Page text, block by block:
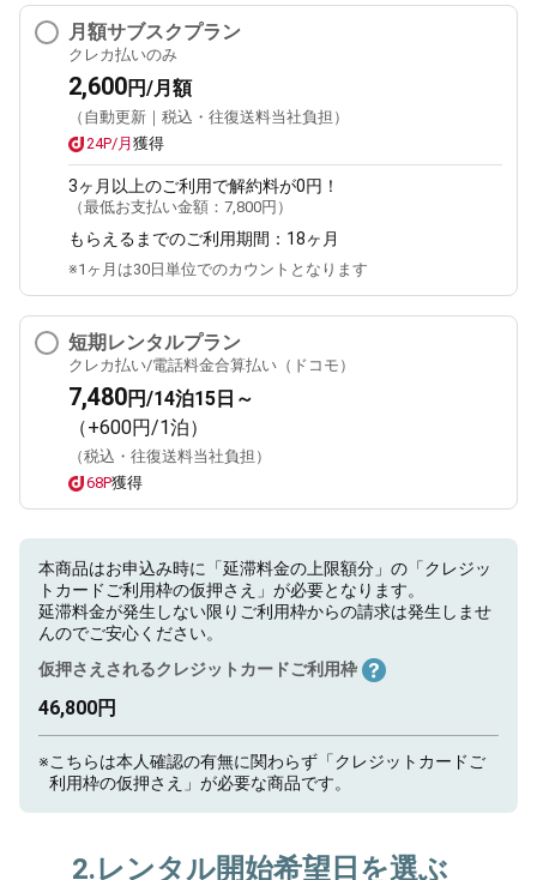
月額サブスクプラン
クレカ払いのみ
2,600円/月額
（自動更新｜税込・往復送料当社負担）
24P/月 獲得
3ヶ月 以上のご利用で解約料が0円！
（最低お支払い金額： 7,800円 ）
もらえるまでのご利用期間： 18ヶ月
※1ヶ月は30日単位でのカウントとなります
短期レンタルプラン
クレカ払い/電話料金合算払い（ドコモ）
7,480円/14泊15日～
（+600円/1泊）
（税込・往復送料当社負担）
68P獲得
本商品はお申込み時に「延滞料金の上限額分」の「クレジッ
トカードご利用枠の仮押さえ」が必要となります。
延滞料金が発生しない限りご利用枠からの請求は発生しませ
んのでご安心ください。
仮押さえされるクレジットカードご利用枠
46,800円
※こちらは本人確認の有無に関わらず「クレジットカードご
利用枠の仮押さえ」が必要な商品です。
2.レンタル開始希望日を選ぶ